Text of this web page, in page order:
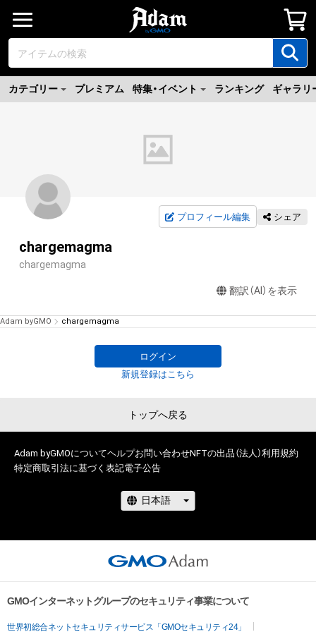
カテゴリー プレミアム 特集・イベント ランキング ギャラリ
プロフィール編集 シェア
chargemagma
chargemagma
翻訳（AI）を表示
Adam byGMO chargemagma
ログイン
新規登録はこちら
トップへ戻る
Adam byGMOについてヘルプお問い合わせNFTの出品（法人）利用規約
特定商取引法に基づく表記電子公告
GMOインターネットグループのセキュリティ事業について
世界初総合ネットセキュリティサービス「GMOセキュリティ24」